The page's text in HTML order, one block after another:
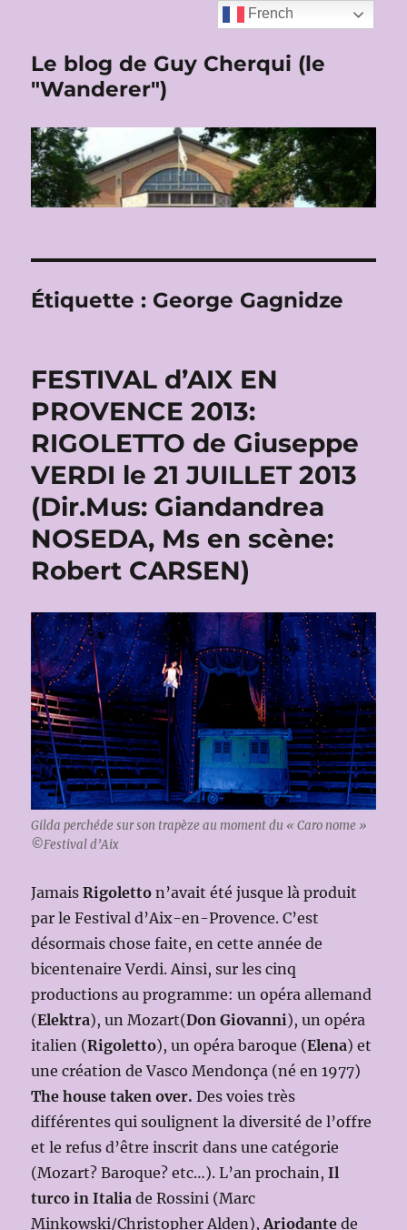
Le blog de Guy Cherqui (le
"Wanderer")
Étiquette : George Gagnidze
FESTIVAL d’AIX EN
PROVENCE 2013:
RIGOLETTO de Giuseppe
VERDI le 21 JUILLET 2013
(Dir.Mus: Giandandrea
NOSEDA, Ms en scène:
Robert CARSEN)
Gilda perchéde sur son trapèze au moment du « Caro nome »
©Festival d’Aix
JamaisRigoletto n’avait été jusque là produit
par le Festival d’Aix-en-Provence. C’est
désormais chose faite, en cette année de
bicentenaire Verdi. Ainsi, sur les cinq
productions au programme: un opéra allemand
(Elektra), un Mozart(Don Giovanni), un opéra
italien (Rigoletto), un opéra baroque (Elena) et
une création de Vasco Mendonça (né en 1977)
The house taken over.Des voies très
différentes qui soulignent la diversité de l’offre
et le refus d’être inscrit dans une catégorie
(Mozart? Baroque? etc…). L’an prochain,Il
turco in Italia de Rossini (Marc
Minkowski/Christopher Alden),Ariodante de
French